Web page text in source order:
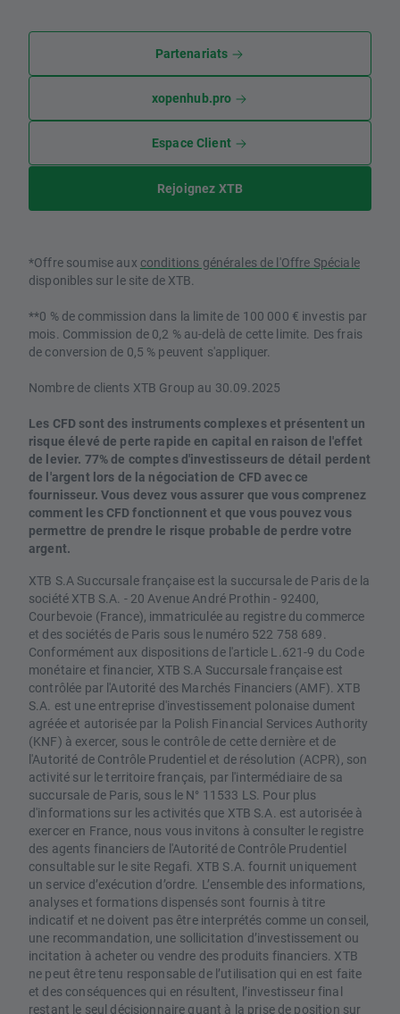
Partenariats
xopenhub.pro
Espace Client
Rejoignez XTB
*Offre soumise aux conditions générales de l'Offre Spéciale
disponibles sur le site de XTB.
**0 % de commission dans la limite de 100 000 € investis par
mois. Commission de 0,2 % au-delà de cette limite. Des frais
de conversion de 0,5 % peuvent s'appliquer.
Nombre de clients XTB Group au 30.09.2025
Les CFD sont des instruments complexes et présentent un
risque élevé de perte rapide en capital en raison de l'effet
de levier. 77% de comptes d'investisseurs de détail perdent
de l'argent lors de la négociation de CFD avec ce
fournisseur. Vous devez vous assurer que vous comprenez
comment les CFD fonctionnent et que vous pouvez vous
permettre de prendre le risque probable de perdre votre
argent.
XTB S.A Succursale française est la succursale de Paris de la
société XTB S.A. - 20 Avenue André Prothin - 92400,
Courbevoie (France), immatriculée au registre du commerce
et des sociétés de Paris sous le numéro 522 758 689.
Conformément aux dispositions de l'article L.621-9 du Code
monétaire et financier, XTB S.A Succursale française est
contrôlée par l'Autorité des Marchés Financiers (AMF). XTB
S.A. est une entreprise d'investissement polonaise dument
agréée et autorisée par la Polish Financial Services Authority
(KNF) à exercer, sous le contrôle de cette dernière et de
l'Autorité de Contrôle Prudentiel et de résolution (ACPR), son
activité sur le territoire français, par l'intermédiaire de sa
succursale de Paris, sous le N° 11533 LS. Pour plus
d'informations sur les activités que XTB S.A. est autorisée à
exercer en France, nous vous invitons à consulter le registre
des agents financiers de l'Autorité de Contrôle Prudentiel
consultable sur le site Regafi. XTB S.A. fournit uniquement
un service d’exécution d’ordre. L’ensemble des informations,
analyses et formations dispensés sont fournis à titre
indicatif et ne doivent pas être interprétés comme un conseil,
une recommandation, une sollicitation d’investissement ou
incitation à acheter ou vendre des produits financiers. XTB
ne peut être tenu responsable de l’utilisation qui en est faite
et des conséquences qui en résultent, l’investisseur final
restant le seul décisionnaire quant à la prise de position sur